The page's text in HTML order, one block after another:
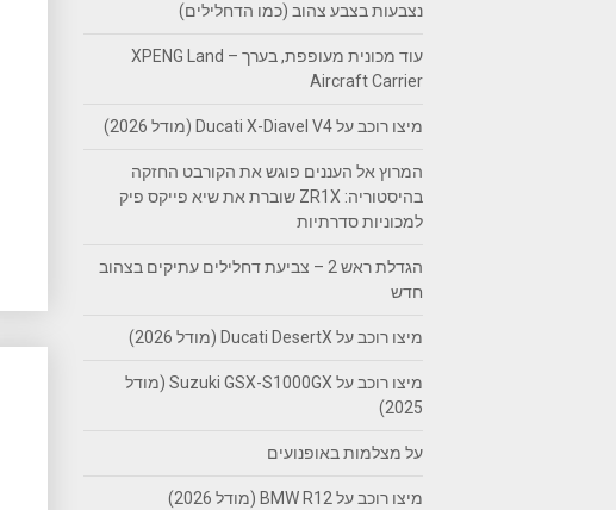
נצבעות בצבע צהוב (כמו הדחלילים)
עוד מכונית מעופפת, בערך – XPENG Land
Aircraft Carrier
מיצו רוכב על Ducati X-Diavel V4 (מודל 2026)
המרוץ אל העננים פוגש את הקורבט החזקה
בהיסטוריה: ZR1X שוברת את שיא פייקס פיק
למכוניות סדרתיות
הגדלת ראש 2 – צביעת דחלילים עתיקים בצהוב
חדש
מיצו רוכב על Ducati DesertX (מודל 2026)
מיצו רוכב על Suzuki GSX-S1000GX (מודל
2025)
על מצלמות באופנועים
מיצו רוכב על BMW R12 (מודל 2026)